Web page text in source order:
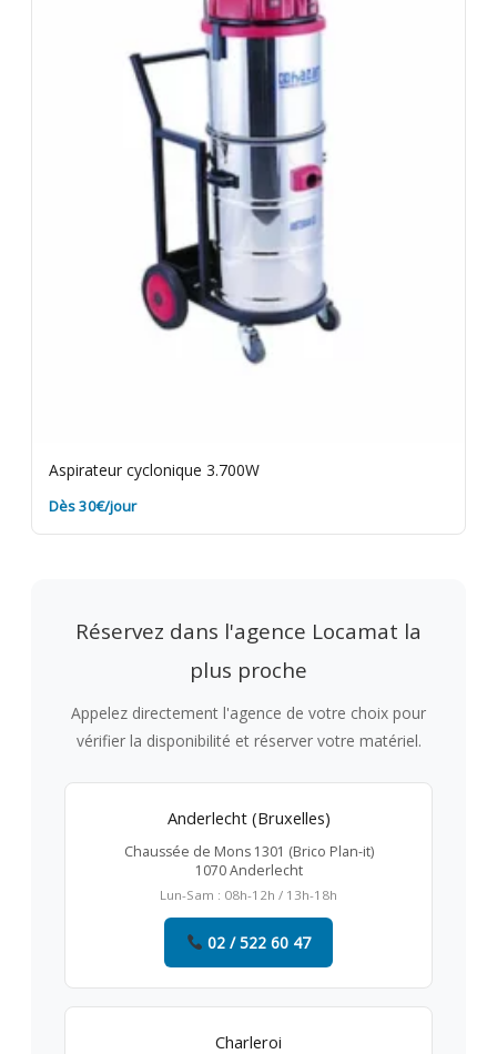
Aspirateur cyclonique 3.700W
Dès 30€/jour
Réservez dans l'agence Locamat la
plus proche
Appelez directement l'agence de votre choix pour
vérifier la disponibilité et réserver votre matériel.
Anderlecht (Bruxelles)
Chaussée de Mons 1301 (Brico Plan-it)
1070 Anderlecht
Lun-Sam : 08h-12h / 13h-18h
02 / 522 60 47
Charleroi